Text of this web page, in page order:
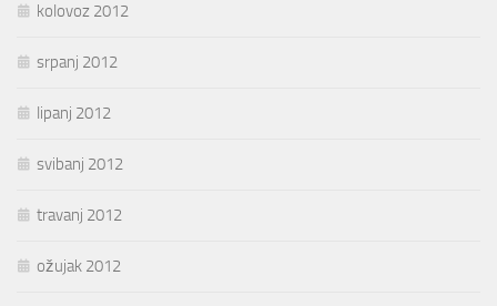
kolovoz 2012
srpanj 2012
lipanj 2012
svibanj 2012
travanj 2012
ožujak 2012